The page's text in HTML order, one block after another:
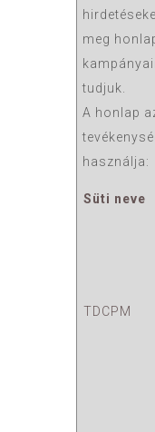
meg
tudjuk.
A honlap
használja:
Süti neve
TDCPM